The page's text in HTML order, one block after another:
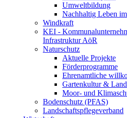
Umweltbildung
Nachhaltig Leben
Windkraft
KEI -
Infrastruktur AöR
Naturschutz
Aktuelle Projekte
Förderprogramme
Ehrenamtliche
Gartenkultur &
Moor- und
Bodenschutz (PFAS)
Landschaftspflegeverband